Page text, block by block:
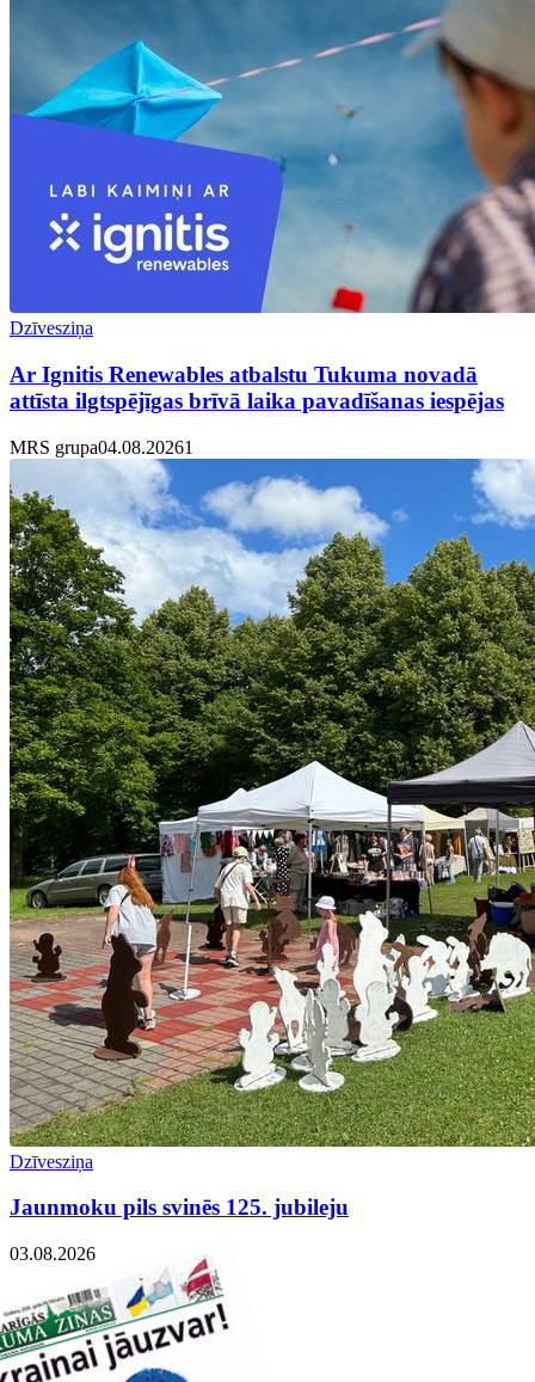
Dzīvesziņa
Ar Ignitis Renewables atbalstu Tukuma novadā
attīsta ilgtspējīgas brīvā laika pavadīšanas iespējas
MRS grupa04.08.20261
Dzīvesziņa
Jaunmoku pils svinēs 125. jubileju
03.08.2026